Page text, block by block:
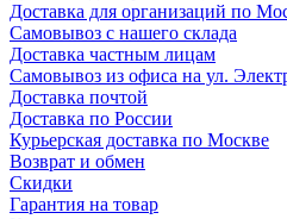
Доставка для организаций по
Самовывоз с нашего склада
Доставка частным лицам
Самовывоз из офиса на ул.
Доставка почтой
Доставка по России
Курьерская доставка по Москве
Возврат и обмен
Скидки
Гарантия на товар